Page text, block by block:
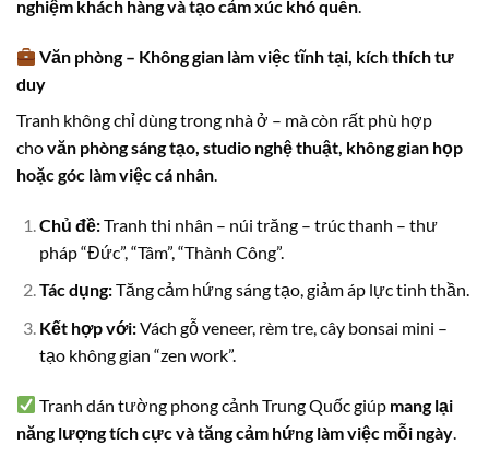
nghiệm khách hàng và tạo cảm xúc khó quên.
Văn phòng – Không gian làm việc tĩnh tại, kích thích tư
duy
Tranh không chỉ dùng trong nhà ở – mà còn rất phù hợp
chovăn phòng sáng tạo, studio nghệ thuật, không gian họp
hoặc góc làm việc cá nhân.
Chủ đề:Tranh thi nhân – núi trăng – trúc thanh – thư
pháp “Đức”, “Tâm”, “Thành Công”.
Tác dụng:Tăng cảm hứng sáng tạo, giảm áp lực tinh thần.
Kết hợp với:Vách gỗ veneer, rèm tre, cây bonsai mini –
tạo không gian “zen work”.
Tranh dán tường phong cảnh Trung Quốc giúp mang lại
năng lượng tích cực và tăng cảm hứng làm việc mỗi ngày